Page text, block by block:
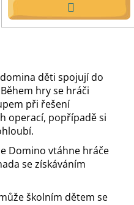
DO
KOŠÍKU
děti spojují do
hry se hráči
při řešení
operací, popřípadě si
Domino vtáhne hráče
se získáváním
školním dětem se